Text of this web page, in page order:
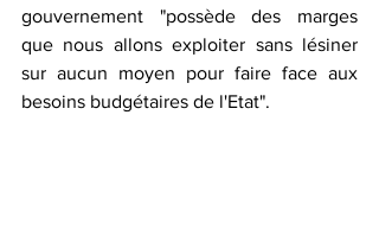
gouvernement "possède des marges
que nous allons exploiter sans lésiner
sur aucun moyen pour faire face aux
besoins budgétaires de l'Etat".